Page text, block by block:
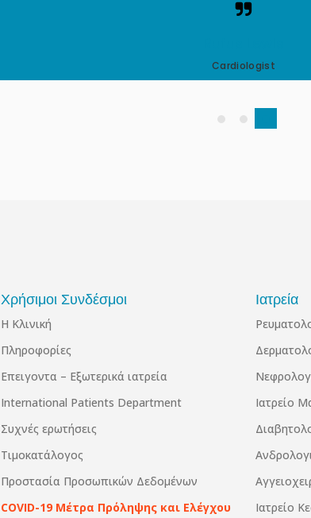
Cardiologist
Χρήσιμοι Συνδέσμοι
Η Κλινική
Πληροφορίες
Επειγοντα – Εξωτερικά ιατρεία
International Patients Department
Συχνές ερωτήσεις
Τιμοκατάλογος
Προστασία Προσωπικών Δεδομένων
COVID-19 Μέτρα Πρόληψης και Ελέγχου
Ιατρεία
Ιατρείο
Ιατρείο